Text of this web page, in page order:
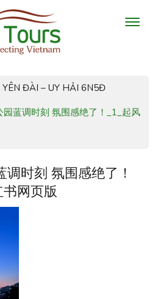
ĐÀI – UY HẢI 6N5Đ
园蓝调时刻 氛围感绝了！_1_起风
时刻 氛围感绝了！
网页版